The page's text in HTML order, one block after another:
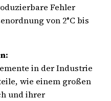
Fehler
von 2°C bis
in der Industrie
wie einem großen
und ihrer